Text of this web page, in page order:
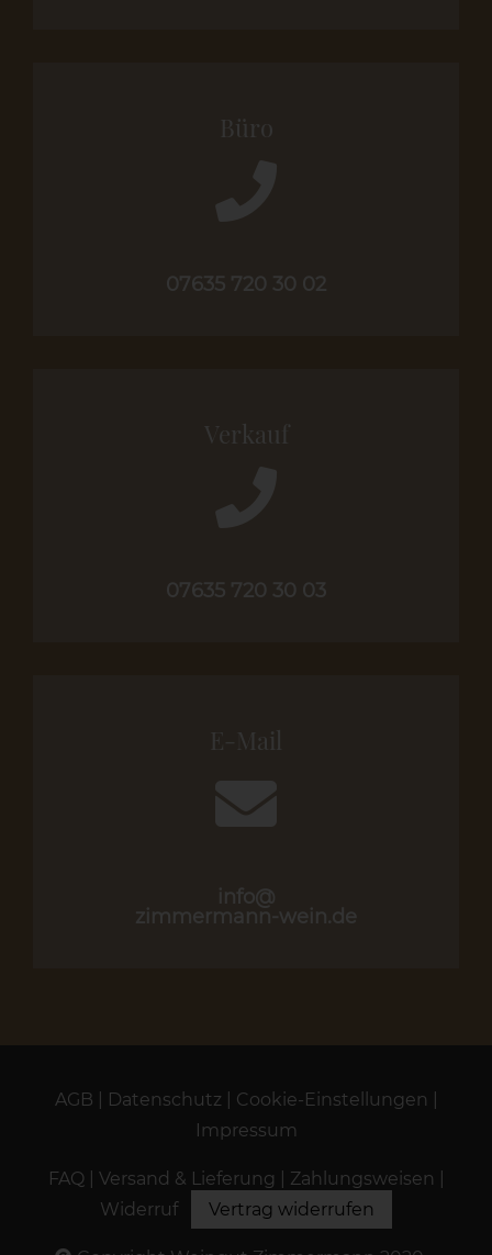
Büro
07635 720 30 02
Verkauf
07635 720 30 03
E-Mail
info@
zimmermann-wein.de
AGB Datenschutz Cookie-Einstellungen
Impressum
FAQ Versand & Lieferung Zahlungsweisen
Widerruf
Vertrag widerrufen